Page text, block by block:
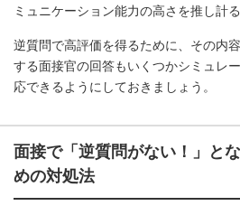
ミュニケーション能力の高さを推し計
逆質問で高評価を得るために、その内
する面接官の回答もいくつかシミュレ
応できるようにしておきましょう。
面接で「逆質問がない！」と
めの対処法